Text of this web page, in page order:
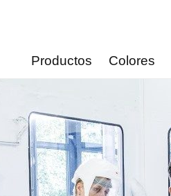
Productos Colores